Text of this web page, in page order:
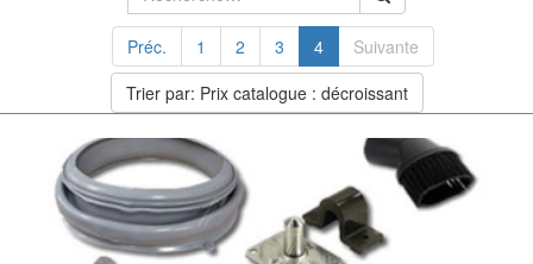
Préc. 1 2 3 4
Suivante
Trier par: Prix catalogue : décroissant